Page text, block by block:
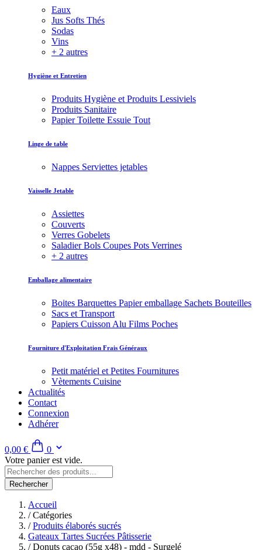
Eaux
Jus Softs Thés
Sodas
Vins
+ 2 autres
Hygiène et Entretien
Produits Hygiène et Produits Lessiviels
Produits Sanitaire
Papier Toilette Essuie Tout
Linge de table
Nappes Serviettes jetables
Vaisselle Jetable
Assiettes
Couverts
Verres Gobelets
Saladier Bols Coupes Pots Verrines
+ 2 autres
Emballage alimentaire
Boites Barquettes Papier emballage Sachets Bouteilles
Sacs et Transport
Papiers Cuisson Alu Films Poches
Fourniture d'Exploitation Frais Généraux
Petit matériel et Petites Fournitures
Vètements Cuisine
Actualités
Contact
Connexion
Adhérer
0,00 €
0
Votre panier est vide.
Rechercher
Accueil
/Catégories
/ Produits élaborés sucrés
Gateaux Tartes Sucrées Pâtisserie
/Donuts cacao (55g x48) - mdd - Surgelé